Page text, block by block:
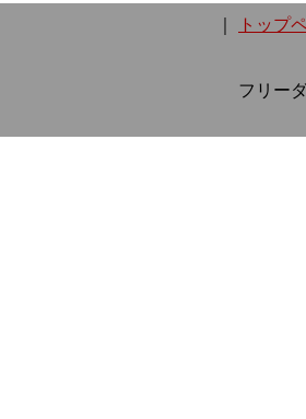
トップ
フリー